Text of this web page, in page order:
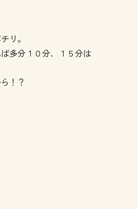
リ。
多分１０分、１５分は
！？